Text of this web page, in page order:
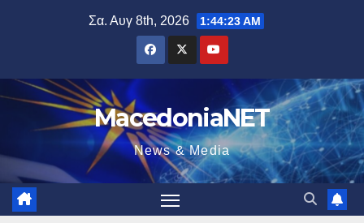
Σα. Αυγ 8th, 2026 1:44:24 AM
MacedoniaNET
News & Media